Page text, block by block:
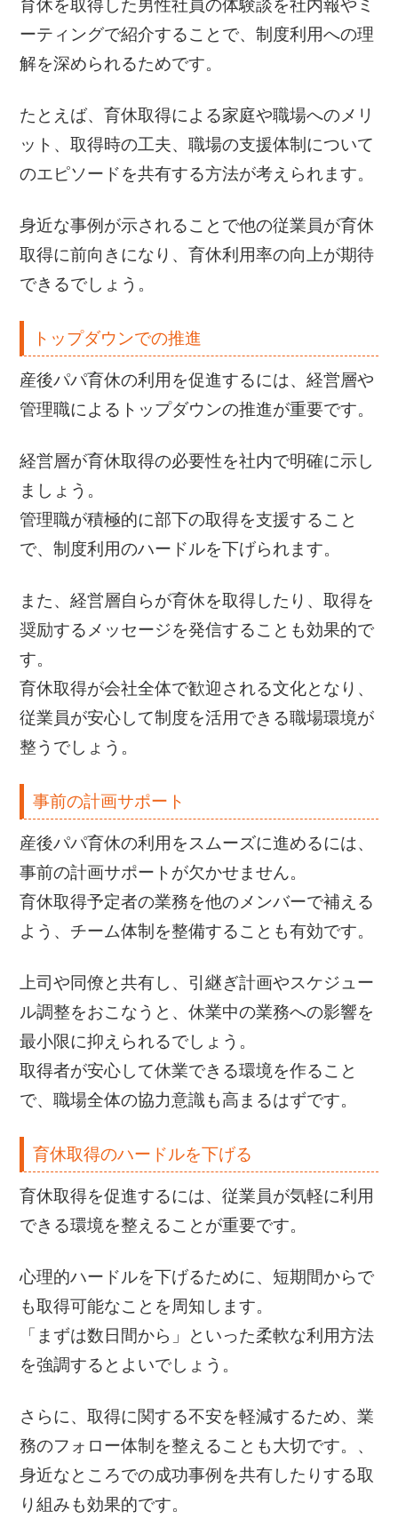
育休を取得した男性社員の体験談を社内報やミ
ーティングで紹介することで、制度利用への理
解を深められるためです。
たとえば、育休取得による家庭や職場へのメリ
ット、取得時の工夫、職場の支援体制について
のエピソードを共有する方法が考えられます。
身近な事例が示されることで他の従業員が育休
取得に前向きになり、育休利用率の向上が期待
できるでしょう。
トップダウンでの推進
産後パパ育休の利用を促進するには、経営層や
管理職によるトップダウンの推進が重要です。
経営層が育休取得の必要性を社内で明確に示し
ましょう。
管理職が積極的に部下の取得を支援すること
で、制度利用のハードルを下げられます。
また、経営層自らが育休を取得したり、取得を
奨励するメッセージを発信することも効果的で
す。
育休取得が会社全体で歓迎される文化となり、
従業員が安心して制度を活用できる職場環境が
整うでしょう。
事前の計画サポート
産後パパ育休の利用をスムーズに進めるには、
事前の計画サポートが欠かせません。
育休取得予定者の業務を他のメンバーで補える
よう、チーム体制を整備することも有効です。
上司や同僚と共有し、引継ぎ計画やスケジュー
ル調整をおこなうと、休業中の業務への影響を
最小限に抑えられるでしょう。
取得者が安心して休業できる環境を作ること
で、職場全体の協力意識も高まるはずです。
育休取得のハードルを下げる
育休取得を促進するには、従業員が気軽に利用
できる環境を整えることが重要です。
心理的ハードルを下げるために、短期間からで
も取得可能なことを周知します。
「まずは数日間から」といった柔軟な利用方法
を強調するとよいでしょう。
さらに、取得に関する不安を軽減するため、業
務のフォロー体制を整えることも大切です。、
身近なところでの成功事例を共有したりする取
り組みも効果的です。